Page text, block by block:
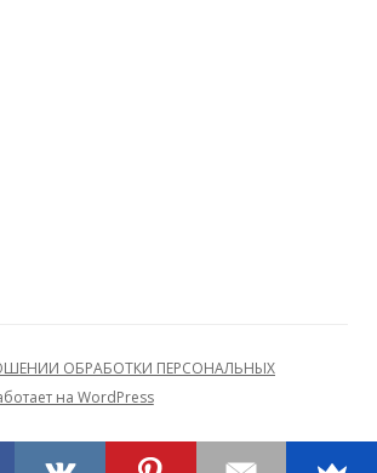
ОБРАБОТКИ ПЕРСОНАЛЬНЫХ
на WordPress